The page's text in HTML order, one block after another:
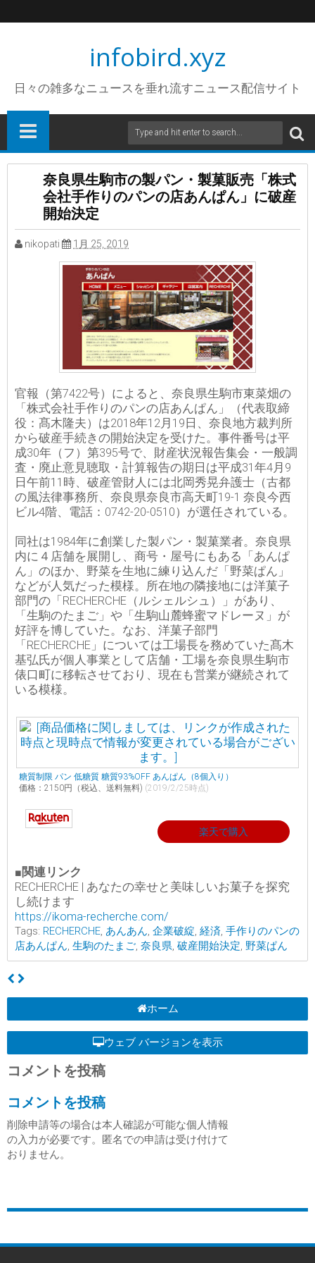
infobird.xyz
日々の雑多なニュースを垂れ流すニュース配信サイト
奈良県生駒市の製パン・製菓販売「株式
会社手作りのパンの店あんぱん」に破産
開始決定
nikopati 1月 25, 2019
官報（第7422号）によると、奈良県生駒市東菜畑の
「株式会社手作りのパンの店あんぱん」（代表取締
役：髙木隆夫）は2018年12月19日、奈良地方裁判所
から破産手続きの開始決定を受けた。事件番号は平
成30年（フ）第395号で、財産状況報告集会・一般調
査・廃止意見聴取・計算報告の期日は平成31年4月9
日午前11時、破産管財人には北岡秀晃弁護士（古都
の風法律事務所、奈良県奈良市高天町19-1 奈良今西
ビル4階、電話：0742-20-0510）が選任されている。
同社は1984年に創業した製パン・製菓業者。奈良県
内に４店舗を展開し、商号・屋号にもある「あんぱ
ん」のほか、野菜を生地に練り込んだ「野菜ぱん」
などが人気だった模様。所在地の隣接地には洋菓子
部門の「RECHERCHE（ルシェルシュ）」があり、
「生駒のたまご」や「生駒山麓蜂蜜マドレーヌ」が
好評を博していた。なお、洋菓子部門
「RECHERCHE」については工場長を務めていた髙木
基弘氏が個人事業として店舗・工場を奈良県生駒市
俵口町に移転させており、現在も営業が継続されて
いる模様。
糖質制限 パン 低糖質 糖質93%OFF あんぱん（8個入り）
価格：2150円（税込、送料無料) (2019/2/25時点)
楽天で購入
■関連リンク
RECHERCHE | あなたの幸せと美味しいお菓子を探究
し続けます
https://ikoma-recherche.com/
Tags: RECHERCHE, あんあん, 企業破綻, 経済, 手作りのパンの
店あんぱん, 生駒のたまご, 奈良県, 破産開始決定, 野菜ぱん
ホーム
ウェブ バージョンを表示
コメントを投稿
コメントを投稿
削除申請等の場合は本人確認が可能な個人情報
の入力が必要です。匿名での申請は受け付けて
おりません。